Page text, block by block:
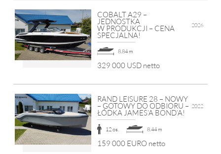
COBALT A29 –
JEDNOSTKA
W PRODUKCJI – CENA
SPECJALNA!
2026
8.84 m
329 000 USD netto
RAND LEISURE 28 – NOWY
– GOTOWY DO ODBIORU –
ŁÓDKA JAMES’A BOND’A!
2022
12 os. 8.44 m
159 000 EURO netto